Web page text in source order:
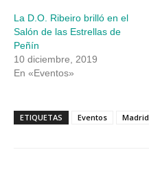
La D.O. Ribeiro brilló en el
Salón de las Estrellas de
Peñín
10 diciembre, 2019
En «Eventos»
ETIQUETAS Eventos Madrid